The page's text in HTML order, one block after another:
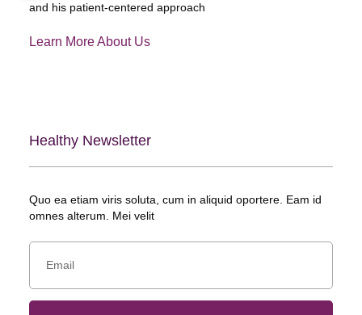
and his patient-centered approach
Learn More About Us
Healthy Newsletter
Quo ea etiam viris soluta, cum in aliquid oportere. Eam id
omnes alterum. Mei velit